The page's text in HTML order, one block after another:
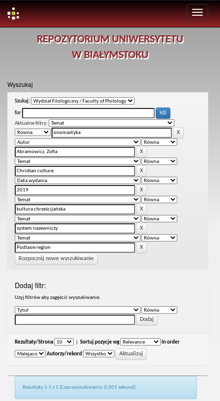
REPOZYTORIUM UNIWERSYTETU
W BIAŁYMSTOKU
Wyszukaj
Szukaj:
for
Aktualne filtry:
Rozpocznij nowe wyszukiwanie
Dodaj filtr:
Uzyj filtrów aby zagęścić wyszukiwanie.
Rezultaty/Strona Sortuj pozycje wg In order
Autorzy/rekord
Rezultaty 1-1 z 1 (Czas wyszukiwania: 0.001 sekund).